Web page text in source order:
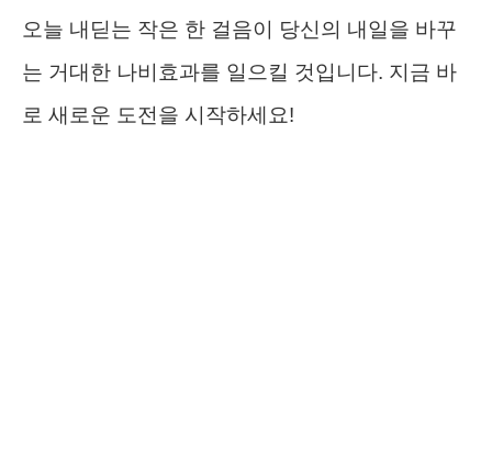
오늘 내딛는 작은 한 걸음이 당신의 내일을 바꾸
는 거대한 나비효과를 일으킬 것입니다. 지금 바
로 새로운 도전을 시작하세요!